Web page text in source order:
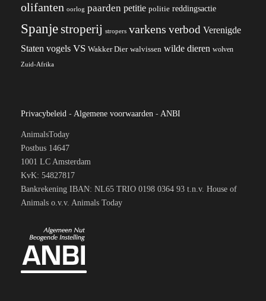
olifanten oorlog paarden petitie politie reddingsactie
Spanjestroperij stropers varkens verbod Verenigde
Staten vogels VS Wakker Dier walvissen wilde dieren wolven
Zuid-Afrika
Privacybeleid - Algemene voorwaarden - ANBI
AnimalsToday
Postbus 14647
1001 LC Amsterdam
KvK: 54827817
Bankrekening IBAN: NL65 TRIO 0198 0364 93 t.n.v. House of
Animals o.v.v. Animals Today